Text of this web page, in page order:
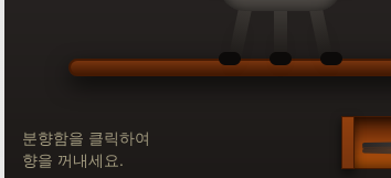
분향함을 클릭하여
향을 꺼내세요.